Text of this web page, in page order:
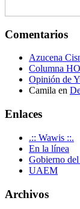
Comentarios
Azucena
Columna
Opinión de
Camila en
Enlaces
.:: Wawis ::.
En la línea
Gobierno
UAEM
Archivos